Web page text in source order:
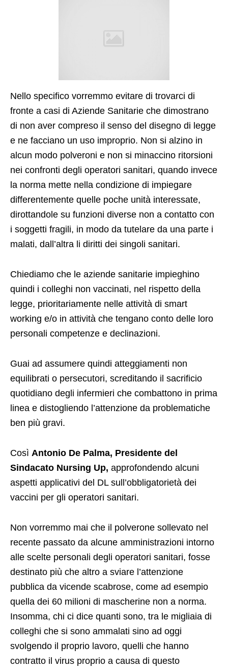
Nello specifico vorremmo evitare di trovarci di
fronte a casi di Aziende Sanitarie che dimostrano
di non aver compreso il senso del disegno di legge
e ne facciano un uso improprio. Non si alzino in
alcun modo polveroni e non si minaccino ritorsioni
nei confronti degli operatori sanitari, quando invece
la norma mette nella condizione di impiegare
differentemente quelle poche unità interessate,
dirottandole su funzioni diverse non a contatto con
i soggetti fragili, in modo da tutelare da una parte i
malati, dall’altra li diritti dei singoli sanitari.
Chiediamo che le aziende sanitarie impieghino
quindi i colleghi non vaccinati, nel rispetto della
legge, prioritariamente nelle attività di smart
working e/o in attività che tengano conto delle loro
personali competenze e declinazioni.
Guai ad assumere quindi atteggiamenti non
equilibrati o persecutori, screditando il sacrificio
quotidiano degli infermieri che combattono in prima
linea e distogliendo l’attenzione da problematiche
ben più gravi.
Così Antonio De Palma, Presidente del
Sindacato Nursing Up, approfondendo alcuni
aspetti applicativi del DL sull’obbligatorietà dei
vaccini per gli operatori sanitari.
Non vorremmo mai che il polverone sollevato nel
recente passato da alcune amministrazioni intorno
alle scelte personali degli operatori sanitari, fosse
destinato più che altro a sviare l’attenzione
pubblica da vicende scabrose, come ad esempio
quella dei 60 milioni di mascherine non a norma.
Insomma, chi ci dice quanti sono, tra le migliaia di
colleghi che si sono ammalati sino ad oggi
svolgendo il proprio lavoro, quelli che hanno
contratto il virus proprio a causa di questo